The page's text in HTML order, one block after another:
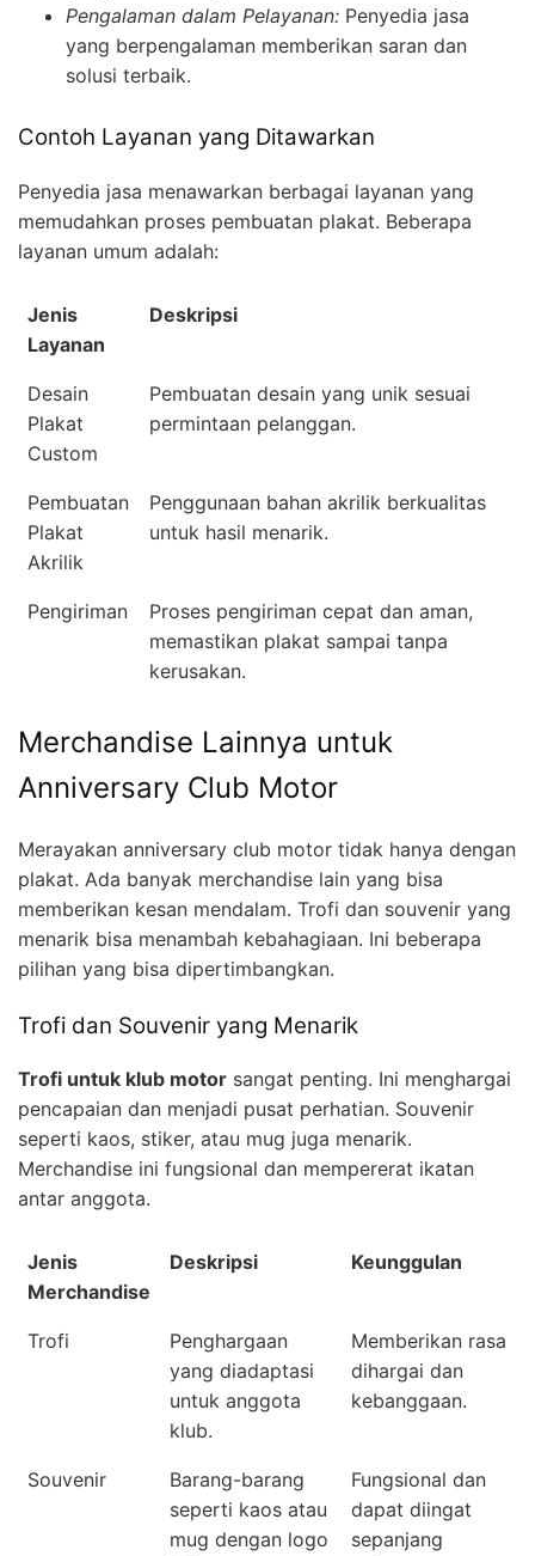
Pengalaman dalam Pelayanan: Penyedia jasa
yang berpengalaman memberikan saran dan
solusi terbaik.
Contoh Layanan yang Ditawarkan
Penyedia jasa menawarkan berbagai layanan yang
memudahkan proses pembuatan plakat. Beberapa
layanan umum adalah:
Jenis
Layanan
Deskripsi
Desain
Plakat
Custom
Pembuatan desain yang unik sesuai
permintaan pelanggan.
Pembuatan
Plakat
Akrilik
Penggunaan bahan akrilik berkualitas
untuk hasil menarik.
Pengiriman
Proses pengiriman cepat dan aman,
memastikan plakat sampai tanpa
kerusakan.
Merchandise Lainnya untuk
Anniversary Club Motor
Merayakan anniversary club motor tidak hanya dengan
plakat. Ada banyak merchandise lain yang bisa
memberikan kesan mendalam. Trofi dan souvenir yang
menarik bisa menambah kebahagiaan. Ini beberapa
pilihan yang bisa dipertimbangkan.
Trofi dan Souvenir yang Menarik
Trofi untuk klub motor sangat penting. Ini menghargai
pencapaian dan menjadi pusat perhatian. Souvenir
seperti kaos, stiker, atau mug juga menarik.
Merchandise ini fungsional dan mempererat ikatan
antar anggota.
Jenis
Merchandise
Deskripsi Keunggulan
Trofi
Penghargaan
yang diadaptasi
untuk anggota
klub.
Memberikan rasa
dihargai dan
kebanggaan.
Souvenir
Barang-barang
seperti kaos atau
mug dengan logo
Fungsional dan
dapat diingat
sepanjang